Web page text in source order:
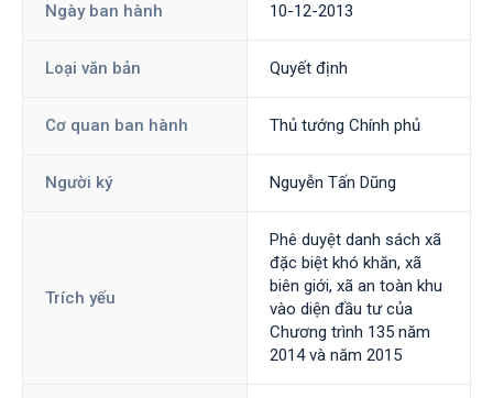
Ngày ban hành 10-12-2013
Loại văn bản Quyết định
Cơ quan ban hành Thủ tướng Chính phủ
Người ký Nguyễn Tấn Dũng
Trích yếu
Phê duyệt danh sách xã
đặc biệt khó khăn, xã
biên giới, xã an toàn khu
vào diện đầu tư của
Chương trình 135 năm
2014 và năm 2015